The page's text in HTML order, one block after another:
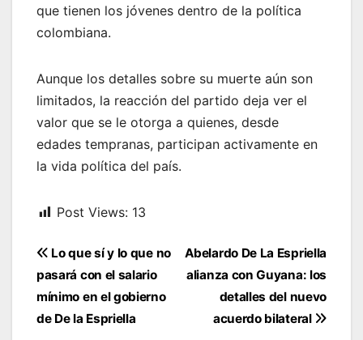
que tienen los jóvenes dentro de la política
colombiana.
Aunque los detalles sobre su muerte aún son
limitados, la reacción del partido deja ver el
valor que se le otorga a quienes, desde
edades tempranas, participan activamente en
la vida política del país.
Post Views: 13
Navegación
de
entradas
Abelardo De La Espriella
alianza con Guyana: los
detalles del nuevo
acuerdo bilateral
Lo que sí y lo que no
pasará con el salario
mínimo en el gobierno
de De la Espriella